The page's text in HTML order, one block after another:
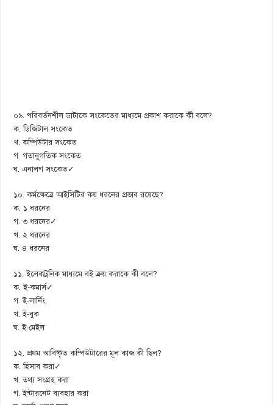
০৯. পরিবর্তনশীল ডাটাকে সংকেতের মাধ্যমে প্রকাশ করাকে কী বলে?
ক. ডিজিটাল সংকেত
খ. কম্পিউটার সংকেত
গ. গতানুগতিক সংকেত
ঘ. এনালগ সংকেত✓
১০. কর্মক্ষেত্রে আইসিটির কয় ধরনের প্রভাব রয়েছে?
ক. ১ ধরনের
গ. ৩ ধরনের✓
খ. ২ ধরনের
ঘ. ৪ ধরনের
১১. ইলেকট্রনিক মাধ্যমে বই ক্রয় করাকে কী বলে?
ক. ই-কমার্স✓
গ. ই-লার্নিং
খ. ই-বুক
ঘ. ই-মেইল
১২. প্রথম আবিষ্কৃত কম্পিউটারের মূল কাজ কী ছিল?
ক. হিসাব করা✓
খ. তথ্য সংগ্রহ করা
গ. ইন্টারনেট ব্যবহার করা